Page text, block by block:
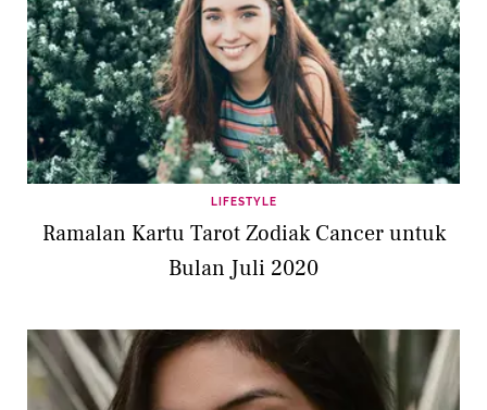
LIFESTYLE
Ramalan Kartu Tarot Zodiak Cancer untuk
Bulan Juli 2020